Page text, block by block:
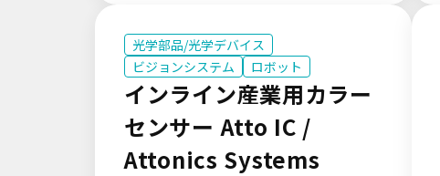
光学部品/光学デバイス
ビジョンシステム
ロボット
インライン産業用カラー
センサー Atto IC /
Attonics Systems